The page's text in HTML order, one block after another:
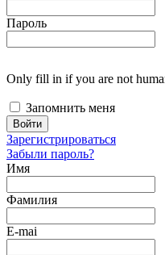
Пароль
Only fill in if you are not
Запомнить меня
Зарегистрироваться
Забыли пароль?
Имя
Фамилия
E-mai